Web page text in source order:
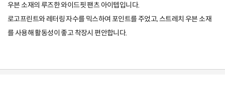
우븐 소재의 루즈한 와이드핏 팬츠 아이텝입니다.
로고프린트와 레터링 자수를 믹스하여 포인트를 주었고, 스트레치 우븐 소재
를 사용해 활동성이 좋고 착장시 편안합니다.